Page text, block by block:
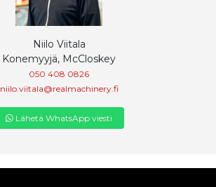
Niilo Viitala
Konemyyjä, McCloskey
050 408 0826
niilo.viitala@realmachinery.fi
Lähetä WhatsApp viesti